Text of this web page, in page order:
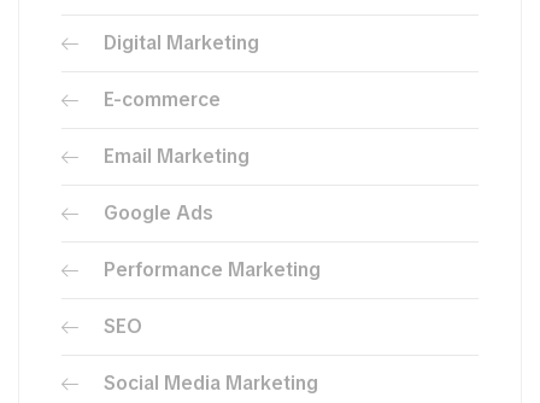
Digital Marketing
E-commerce
Email Marketing
Google Ads
Performance Marketing
SEO
Social Media Marketing